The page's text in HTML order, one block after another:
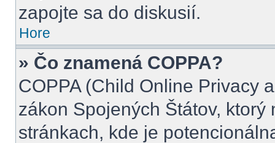
zapojte sa do diskusií.
Hore
» Čo znamená COPPA?
COPPA (Child Online Privacy
zákon Spojených Štátov,
stránkach, kde je